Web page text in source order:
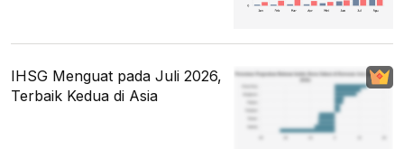
IHSG Menguat pada Juli 2026,
Terbaik Kedua di Asia